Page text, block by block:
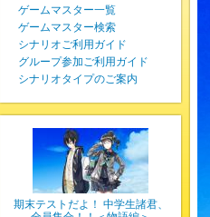
ゲームマスター一覧
ゲームマスター検索
シナリオご利用ガイド
グループ参加ご利用ガイド
シナリオタイプのご案内
期末テストだよ！ 中学生諸君、